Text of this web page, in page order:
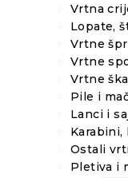
Vrtna
Lopate,
Vrtne
Vrtne
Vrtne
Pile i
Lanci i
Ostali
Pletiva i